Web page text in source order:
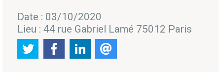
Date : 03/10/2020
Lieu : 44 rue Gabriel Lamé 75012 Paris